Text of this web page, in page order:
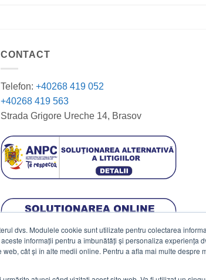
dvs. Modulele cookie sunt utilizate pentru colectarea
informații pentru a îmbunătăți și personaliza experiența
cât și în alte medii online. Pentru a afla mai multe
CONTACT
Telefon: +40268 419 052
+40268 419 563
Strada Grigore Ureche 14, Brasov